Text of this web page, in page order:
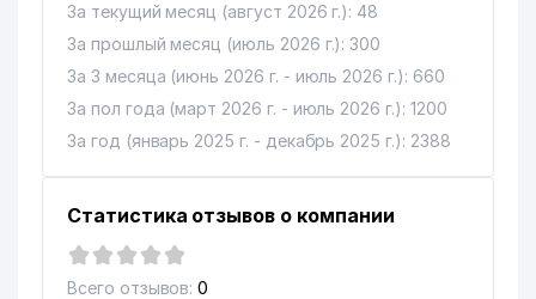
За текущий месяц (август 2026 г.): 48
За прошлый месяц (июль 2026 г.): 300
За 3 месяца (июнь 2026 г. - июль 2026 г.): 660
За пол года (март 2026 г. - июль 2026 г.): 1200
За год (январь 2025 г. - декабрь 2025 г.): 2388
Статистика отзывов о компании
Всего отзывов: 0